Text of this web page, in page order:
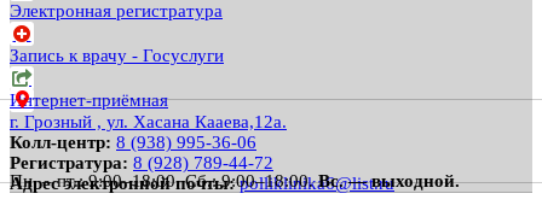
Электронная регистратура
Запись к врачу - Госуслуги
Интернет-приёмная
г. Грозный , ул. Хасана Кааева,12а.
Колл-центр: 8 (938) 995-36-06
Регистратура: 8 (928) 789-44-72
Адрес электронной почты: polliklinika6@list.ru
Пн. – пт.: 9:00–18:00. Сб.: 9:00–18:00. Вс. — выходной.